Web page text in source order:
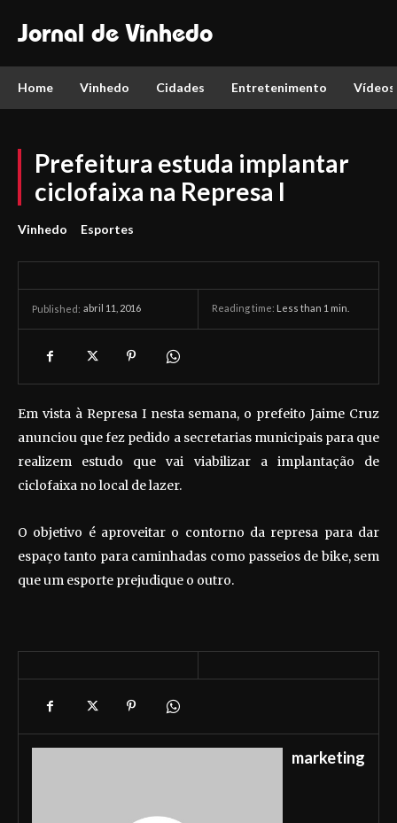
Jornal de Vinhedo
Home Vinhedo Cidades Entretenimento Vídeos
Prefeitura estuda implantar
ciclofaixa na Represa I
Vinhedo Esportes
Published: abril 11, 2016 Reading time: Less than 1 min.
Em vista à Represa I nesta semana, o prefeito Jaime Cruz
anunciou que fez pedido a secretarias municipais para que
realizem estudo que vai viabilizar a implantação de
ciclofaixa no local de lazer.
O objetivo é aproveitar o contorno da represa para dar
espaço tanto para caminhadas como passeios de bike, sem
que um esporte prejudique o outro.
marketing